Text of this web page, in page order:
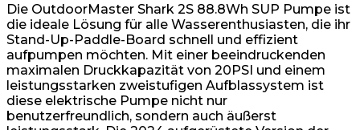
Die OutdoorMaster Shark 2S 88.8Wh SUP Pumpe ist
die ideale Lösung für alle Wasserenthusiasten, die ihr
Stand-Up-Paddle-Board schnell und effizient
aufpumpen möchten. Mit einer beeindruckenden
maximalen Druckkapazität von 20PSI und einem
leistungsstarken zweistufigen Aufblassystem ist
diese elektrische Pumpe nicht nur
benutzerfreundlich, sondern auch äußerst